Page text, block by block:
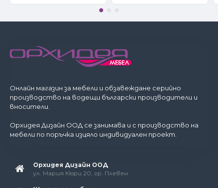
Онлайн магазин за мебели и обзавеждане серийно
производство на водещи български производители и
вносители.
Орхидея Дизайн ООД се занимава и с производство на
мебели по поръчка изцяло индивидуален проект.
Орхидея Дизайн ООД
ул. Мария Кюри 20, гр. Плевен